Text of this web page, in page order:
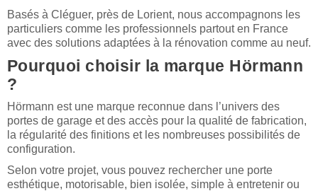
Basés à Cléguer, près de Lorient, nous accompagnons les
particuliers comme les professionnels partout en France
avec des solutions adaptées à la rénovation comme au neuf.
Pourquoi choisir la marque Hörmann
?
Hörmann est une marque reconnue dans l’univers des
portes de garage et des accès pour la qualité de fabrication,
la régularité des finitions et les nombreuses possibilités de
configuration.
Selon votre projet, vous pouvez rechercher une porte
esthétique, motorisable, bien isolée, simple à entretenir ou